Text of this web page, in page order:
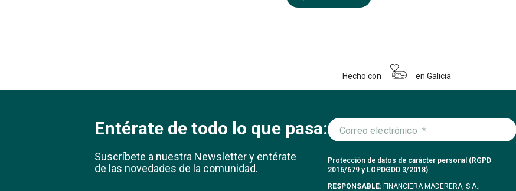
Hecho con en Galicia
Entérate de todo lo que pasa:
Suscríbete a nuestra Newsletter y entérate
de las novedades de la comunidad.
Protección de datos de carácter personal (RGPD
2016/679 y LOPDGDD 3/2018)
RESPONSABLE: FINANCIERA MADERERA, S.A.;